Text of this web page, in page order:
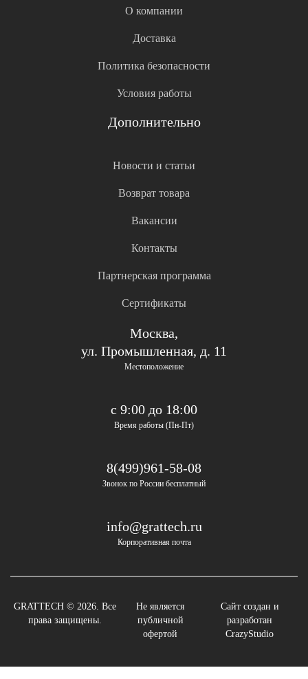
О компании
Доставка
Политика безопасности
Условия работы
Дополнительно
Новости и статьи
Возврат товара
Вакансии
Контакты
Партнерская программа
Сертификаты
Москва,
ул. Промышленная, д. 11
Местоположение
с 9:00 до 18:00
Время работы (Пн-Пт)
8(499)961-58-08
Звонок по России бесплатный
info@grattech.ru
Корпоративная почта
GRATTECH © 2026. Все
права защищены.
Не является
публичной
офертой
Сайт создан и
разработан
CrazyStudio